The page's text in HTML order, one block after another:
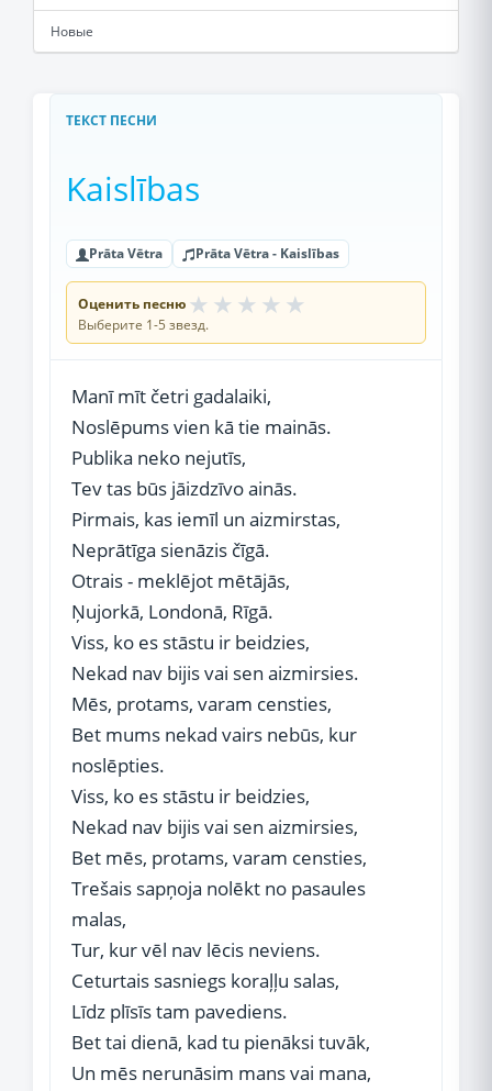
Новые
ТЕКСТ ПЕСНИ
Kaislības
Prāta Vētra Prāta Vētra - Kaislības
Оценить песню ★ ★ ★ ★ ★
Выберите 1-5 звезд.
Manī mīt četri gadalaiki,
Noslēpums vien kā tie mainās.
Publika neko nejutīs,
Tev tas būs jāizdzīvo ainās.
Pirmais, kas iemīl un aizmirstas,
Neprātīga sienāzis čīgā.
Otrais - meklējot mētājās,
Ņujorkā, Londonā, Rīgā.
Viss, ko es stāstu ir beidzies,
Nekad nav bijis vai sen aizmirsies.
Mēs, protams, varam censties,
Bet mums nekad vairs nebūs, kur
noslēpties.
Viss, ko es stāstu ir beidzies,
Nekad nav bijis vai sen aizmirsies,
Bet mēs, protams, varam censties,
Trešais sapņoja nolēkt no pasaules
malas,
Tur, kur vēl nav lēcis neviens.
Ceturtais sasniegs koraļļu salas,
Līdz plīsīs tam pavediens.
Bet tai dienā, kad tu pienāksi tuvāk,
Un mēs nerunāsim mans vai mana,